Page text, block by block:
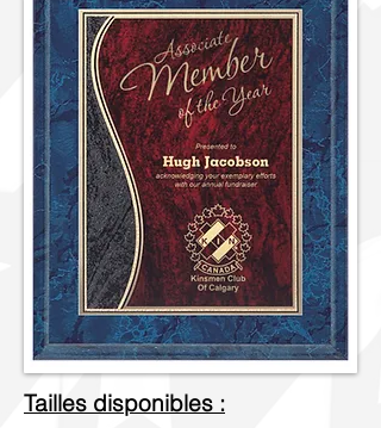
Tailles disponibles :